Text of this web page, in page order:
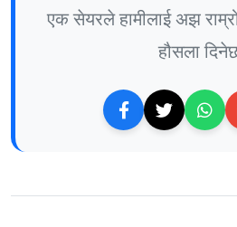
एक सेयरले हामीलाई अझ राम्रो
हौसला